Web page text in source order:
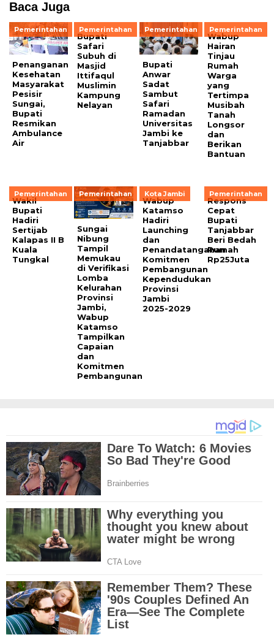
Baca Juga
Pemerintahan
Penanganan
Kesehatan
Masyarakat
Pesisir
Sungai,
Bupati
Resmikan
Ambulance
Air
Pemerintahan
Bupati
Safari
Subuh di
Masjid
Ittifaqul
Muslimin
Kampung
Nelayan
Pemerintahan
Bupati
Anwar
Sadat
Sambut
Safari
Ramadan
Universitas
Jambi ke
Tanjabbar
Pemerintahan
Wabup
Hairan
Tinjau
Rumah
Warga
yang
Tertimpa
Musibah
Tanah
Longsor
dan
Berikan
Bantuan
Pemerintahan
Wakil
Bupati
Hadiri
Sertijab
Kalapas II B
Kuala
Tungkal
Pemerintahan
Sungai
Nibung
Tampil
Memukau
di Verifikasi
Lomba
Kelurahan
Provinsi
Jambi,
Wabup
Katamso
Tampilkan
Capaian
dan
Komitmen
Pembangunan
Kota Jambi
Wabup
Katamso
Hadiri
Launching
dan
Penandatanganan
Komitmen
Pembangunan
Kependudukan
Provinsi
Jambi
2025-2029
Pemerintahan
Respons
Cepat
Bupati
Tanjabbar
Beri Bedah
Rumah
Rp25Juta